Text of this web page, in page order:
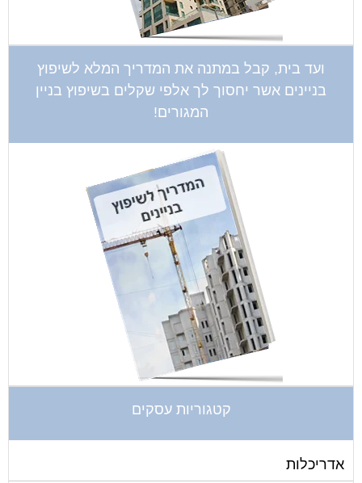
ועד בית, קבל במתנה את המדריך המלא לשיפוץ
בניינים אשר יחסוך לך אלפי שקלים בשיפוץ בניין
המגורים!
קטגוריות עסקים
אדריכלות